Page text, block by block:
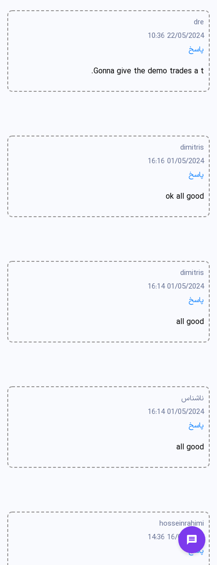
dre
22/05/2024 10:36
پاسخ
Gonna give the demo trades a t.
dimitris
01/05/2024 16:16
پاسخ
ok all good
dimitris
01/05/2024 16:14
پاسخ
all good
ناشناس
01/05/2024 16:14
پاسخ
all good
hosseinrahimi
16/04/2024 14:36
پاسخ